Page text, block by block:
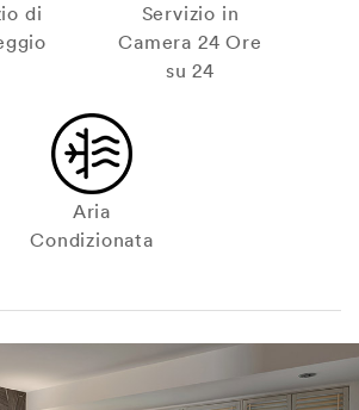
di
Servizio in
Camera 24 Ore
su 24
Aria
Condizionata